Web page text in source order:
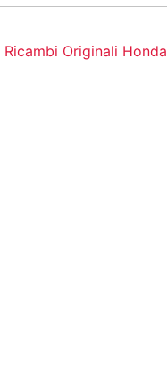
Ricambi Originali Honda